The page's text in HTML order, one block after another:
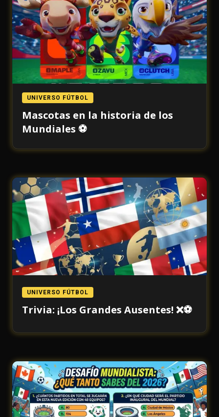
UNIVERSO FÚTBOL
Mascotas en la historia de los
Mundiales ⚽
UNIVERSO FÚTBOL
Trivia: ¡Los Grandes Ausentes! ❌⚽